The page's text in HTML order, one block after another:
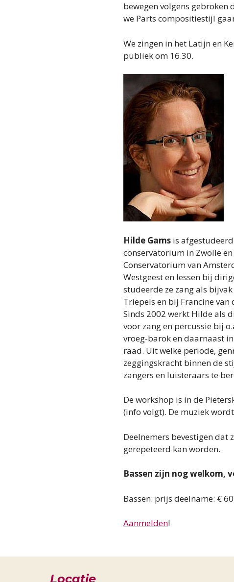
bewegen volgens gebroken
we Pärts compositiestijl
We zingen in het Latijn en
publiek om 16.30.
Hilde Gams is
conservatorium in Zwolle
Conservatorium van
Westgeest en lessen bij
studeerde ze zang als
Triepels en bij Francine van
Sinds 2002 werkt Hilde als
voor zang en percussie bij
vroeg-barok en daarnaast
raad. Uit welke periode,
zeggingskracht binnen de
zangers en luisteraars te
De workshop is in de
(info volgt). De muziek
Deelnemers bevestigen
gerepeteerd kan worden.
Bassen zijn nog welkom,
Bassen: prijs deelname: €
Aanmelden!
Locatie